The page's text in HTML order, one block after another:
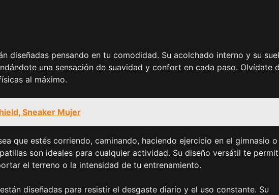
diseñadas pensando en tu comodidad. Su acolchado interno y su
una sensación de suavidad y confort en cada paso. Olvídate
al máximo.
Sneaker Mujer
que estés corriendo, caminando, haciendo ejercicio en el gimnasio o
son ideales para cualquier actividad. Su diseño versátil te
el terreno o la intensidad de tu entrenamiento.
diseñadas para resistir el desgaste diario y el uso constante. Su